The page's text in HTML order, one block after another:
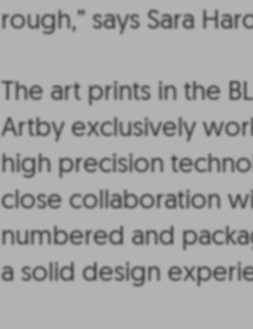
rough,” says Sara
The art prints in the
Artby exclusively
high precision
close collaboration
numbered and
a solid design